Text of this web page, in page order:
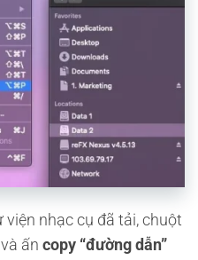
nhạc cụ đã tải, chuột
ấn copy “đường dẫn”